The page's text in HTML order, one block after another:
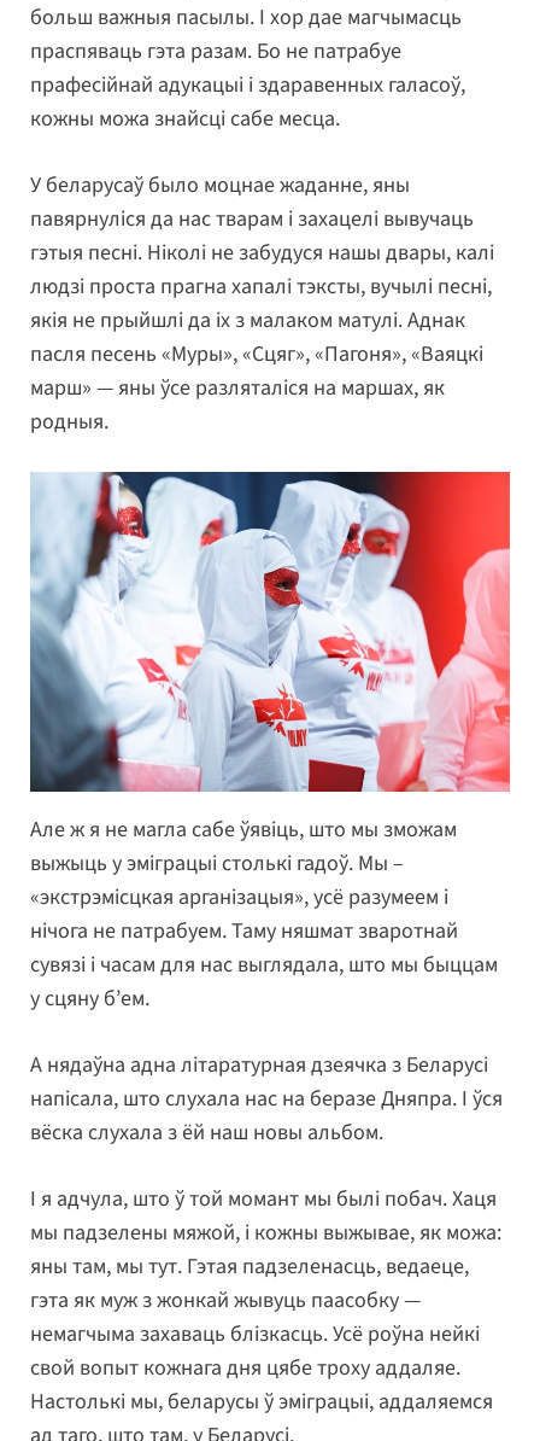
больш важныя пасылы. І хор дае магчымасць
праспяваць гэта разам. Бо не патрабуе
прафесійнай адукацыі і здаравенных галасоў,
кожны можа знайсці сабе месца.
У беларусаў было моцнае жаданне, яны
павярнуліся да нас тварам і захацелі вывучаць
гэтыя песні. Ніколі не забудуся нашы двары, калі
людзі проста прагна хапалі тэксты, вучылі песні,
якія не прыйшлі да іх з малаком матулі. Аднак
пасля песень «Муры», «Сцяг», «Пагоня», «Ваяцкі
марш» — яны ўсе разляталіся на маршах, як
родныя.
Але ж я не магла сабе ўявіць, што мы зможам
выжыць у эміграцыі столькі гадоў. Мы –
«экстрэмісцкая арганізацыя», усё разумеем і
нічога не патрабуем. Таму няшмат зваротнай
сувязі і часам для нас выглядала, што мы быццам
у сцяну б’ем.
А нядаўна адна літаратурная дзеячка з Беларусі
напісала, што слухала нас на беразе Дняпра. І ўся
вёска слухала з ёй наш новы альбом.
І я адчула, што ў той момант мы былі побач. Хаця
мы падзелены мяжой, і кожны выжывае, як можа:
яны там, мы тут. Гэтая падзеленасць, ведаеце,
гэта як муж з жонкай жывуць паасобку —
немагчыма захаваць блізкасць. Усё роўна нейкі
свой вопыт кожнага дня цябе троху аддаляе.
Настолькі мы, беларусы ў эміграцыі, аддаляемся